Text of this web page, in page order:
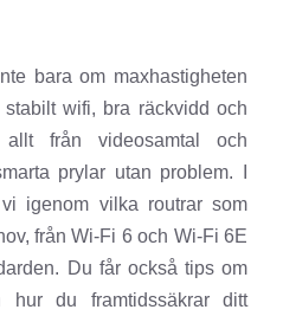
bara om maxhastigheten
wifi, bra räckvidd och
från videosamtal och
prylar utan problem. I
igenom vilka routrar som
från Wi-Fi 6 och Wi-Fi 6E
Du får också tips om
hur du framtidssäkrar ditt